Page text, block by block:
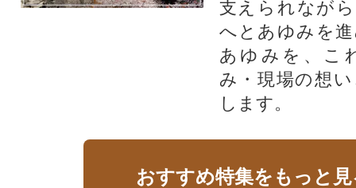
支えられなが
へとあゆみを
あゆみを、こ
み・現場の想
します。
おすすめ特集をもっと